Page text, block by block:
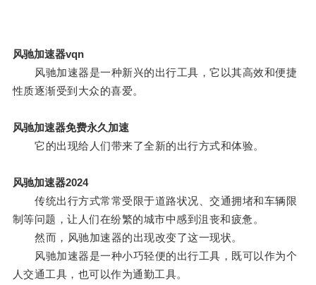
风驰加速器vqn
风驰加速器是一种新兴的出行工具，它以其高效和便捷
性质逐渐受到大众的喜爱。
风驰加速器免费永久加速
它的出现给人们带来了全新的出行方式和体验。
风驰加速器2024
传统出行方式常常受限于道路状况、交通拥堵和车辆限
制等问题，让人们在纷繁的城市中感到沮丧和疲惫。
然而，风驰加速器的出现改变了这一现状。
风驰加速器是一种小巧轻便的出行工具，既可以作为个
人交通工具，也可以作为通勤工具。